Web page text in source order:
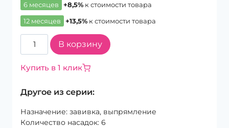
6 месяцев +8,5% к стоимости товара
12 месяцев
+13,5% к стоимости товара
Количество
товара
Dyson
Complete
Blue/Pink
В корзину
Купить в 1 клик
Другое из серии:
Назначение: завивка, выпрямление
Количество насадок: 6